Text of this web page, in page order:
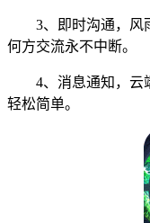
3、即时沟通，风雨
何方交流永不中断。
4、消息通知，云端
轻松简单。